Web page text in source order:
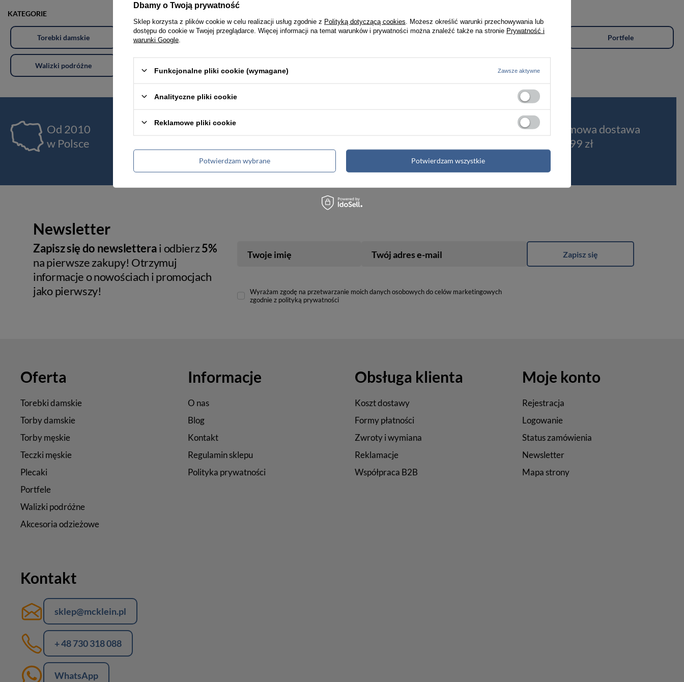
KATEGORIE
Torebki damskie Torby damskie Torby męskie Teczki męskie Plecaki Portfele
Walizki podróżne
Od 2010
w Polsce
Jakość
Darmowa dostawa
od 399 zł
Newsletter
Zapisz się do newsletterai odbierz5%
na pierwsze zakupy! Otrzymuj
informacje o nowościach i promocjach
jako pierwszy!
Twoje imię Twój adres e-mail Zapisz się
Wyrażam zgodę na przetwarzanie moich danych osobowych do celów marketingowych
zgodnie z polityką prywatności
Oferta
Torebki damskie
Torby damskie
Torby męskie
Teczki męskie
Plecaki
Portfele
Walizki podróżne
Akcesoria odzieżowe
Informacje
O nas
Blog
Kontakt
Regulamin sklepu
Polityka prywatności
Obsługa klienta
Koszt dostawy
Formy płatności
Zwroty i wymiana
Reklamacje
Współpraca B2B
Moje konto
Rejestracja
Logowanie
Status zamówienia
Newsletter
Mapa strony
Kontakt
sklep@mcklein.pl
+ 48 730 318 088
WhatsApp
Dbamy o Twoją prywatność
Sklep korzysta z plików cookie w celu realizacji usług zgodnie z Polityką dotyczącą cookies . Możesz określić warunki przechowywania lub
dostępu do cookie w Twojej przeglądarce. Więcej informacji na temat warunków i prywatności można znaleźć także na stronie Prywatność i
warunki Google
Funkcjonalne pliki cookie (wymagane) Zawsze aktywne
Analityczne pliki cookie
Reklamowe pliki cookie
Potwierdzam wybrane Potwierdzam wszystkie